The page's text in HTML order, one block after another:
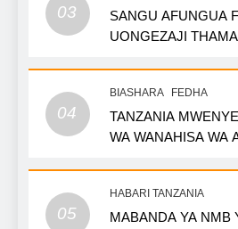
03
SANGU AFUNGUA
UONGEZAJI
04
BIASHARA FEDHA
TANZANIA
WA WANAHISA WA
05
HABARI TANZANIA
MABANDA YA NMB